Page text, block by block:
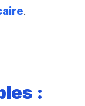
.
: